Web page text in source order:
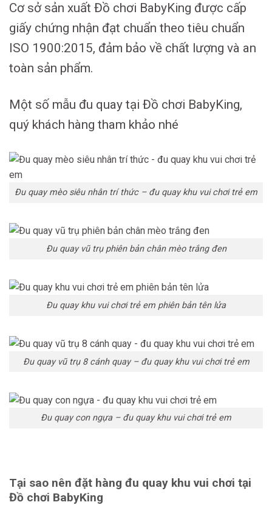
Cơ sở sản xuất Đồ chơi BabyKing được cấp
giấy chứng nhận đạt chuẩn theo tiêu chuẩn
ISO 1900:2015, đảm bảo về chất lượng và an
toàn sản phẩm.
Một số mẫu đu quay tại Đồ chơi BabyKing,
quý khách hàng tham khảo nhé
Đu quay mèo siêu nhân trí thức – đu quay khu vui chơi trẻ em
Đu quay vũ trụ phiên bản chân mèo trắng đen
Đu quay khu vui chơi trẻ em phiên bản tên lửa
Đu quay vũ trụ 8 cánh quay – đu quay khu vui chơi trẻ em
Đu quay con ngựa – đu quay khu vui chơi trẻ em
Tại sao nên đặt hàng đu quay khu vui chơi tại
Đồ chơi BabyKing